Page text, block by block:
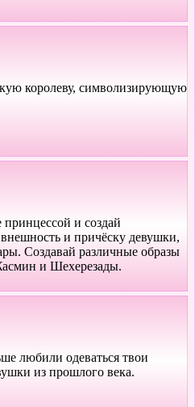
королеву, символизирующую
принцессой и создай
и причёску девушки,
Создавай различные образы
и Шехерезады.
любили одеваться твои
из прошлого века.